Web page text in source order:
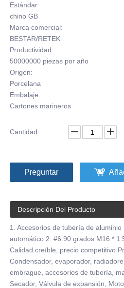
Estándar:
chino GB
Marca comercial:
BESTAR/RETEK
Productividad:
50000000 piezas por año
Origen:
Porcelana
Embalaje:
Cartones marineros
Cantidad:
Preguntar
Descripción Del Producto
1. Accesorios de tubería de
automático 2. #6 90 grados M16 *
Calidad creíble, precio competitivo
Condensador, evaporador,
embrague, accesorios de tubería,
Secador, Válvula de expansión,